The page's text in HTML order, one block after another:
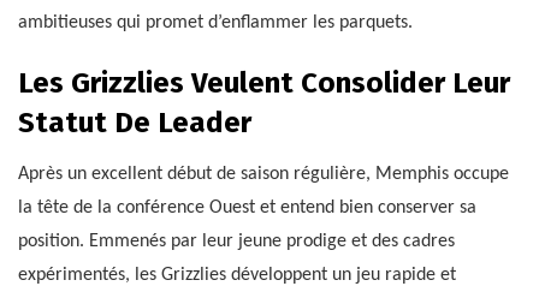
ambitieuses qui promet d’enflammer les parquets.
Les Grizzlies Veulent Consolider Leur
Statut De Leader
Après un excellent début de saison régulière, Memphis occupe
la tête de la conférence Ouest et entend bien conserver sa
position. Emmenés par leur jeune prodige et des cadres
expérimentés, les Grizzlies développent un jeu rapide et